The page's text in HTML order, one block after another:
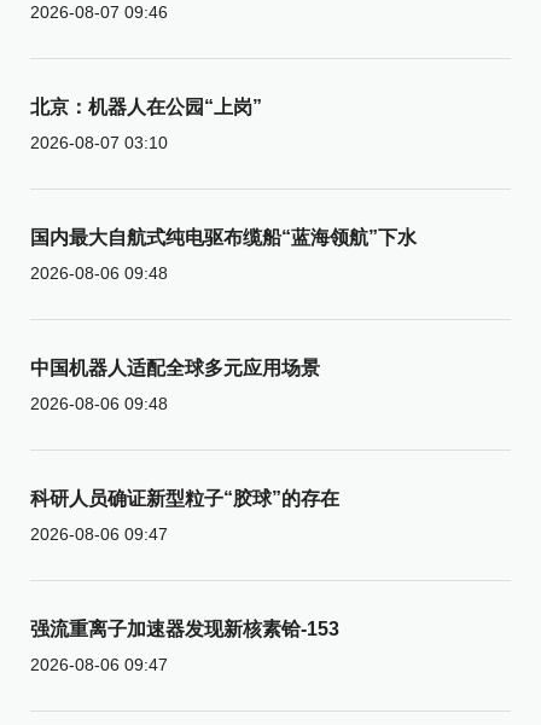
2026-08-07 09:46
北京：机器人在公园“上岗”
2026-08-07 03:10
国内最大自航式纯电驱布缆船“蓝海领航”下水
2026-08-06 09:48
中国机器人适配全球多元应用场景
2026-08-06 09:48
科研人员确证新型粒子“胶球”的存在
2026-08-06 09:47
强流重离子加速器发现新核素铪-153
2026-08-06 09:47